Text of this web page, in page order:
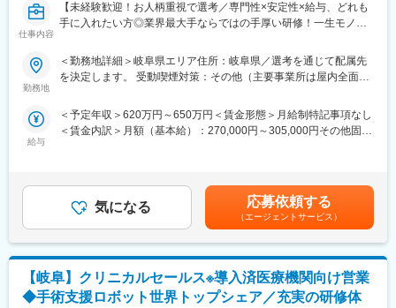
仕事内容
【未経験歓迎！お人柄重視で選考／専門性×安定性×給与、どれも
手に入れたい方◎業界最大手ならではの手厚い研修！一生モノの
パス豊富】
る「CSO」という業界で世界最大手の企業です。今回はIQVIAの
正社員として、クライアントである医療機器メーカーの名刺を持
■具体的な業務内容：
IQVIAにご入社後、新人研修を経たのちに、平均して2～3年単位
で実施される医療機器営業のプロジェクトに配属させていただき
ます。
医療機器の営業担当者として、クライアントである医療機器メー
カーの名刺を携えて基幹病院などの医師や看護師など医療従事者
の方々との面談を通して、製品に関わる情報提供や扱い方のレク
勤務地
＜勤務地詳細＞岐阜県エリア住所：岐阜県／選考を通じて配属先
を決定します。 受動喫煙対策：その他（主要事業所は屋内全面禁
給与
＜予定年収＞620万円～650万円＜賃金形態＞月給制特記事項なし
＜賃金内訳＞月額（基本給）：270,000円～305,000円その他固定
手当支給する。【補足】プロジェクト稼働手当(35,000円)、外勤
日当（1日1,500円／外勤3.5時間以上）■変動賞与制（6月・12
月・3月）※平均実績6ヶ月分■インセンティブ：3月（対象者）賃
金はあくまでも目安の金額であり、選考を通じて上下する可能性
があります。月給(月額)は固定手当を含めた表記です。
気になる 応募依頼する
（エージェントサービス）
【岐阜】クリニカルセールス※導入済医療機関向け営業
◆手術支援ロボット世界トップシェア／充実の研修体